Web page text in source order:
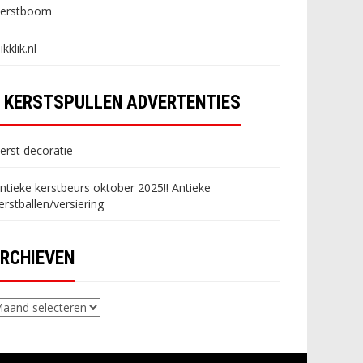
KERSTSPULLEN ADVERTENTIES
decoratie
kerstbeurs oktober 2025!! Antieke
versiering